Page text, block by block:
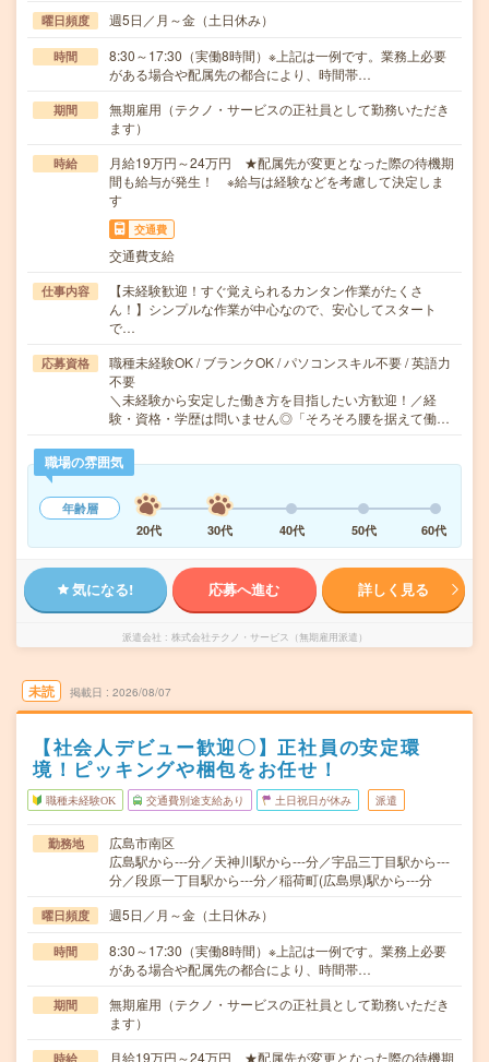
曜日頻度 週5日／月～金（土日休み）
時間
8:30～17:30（実働8時間）※上記は一例です。業務上必要
がある場合や配属先の都合により、時間帯…
期間
無期雇用（テクノ・サービスの正社員として勤務いただき
ます）
時給
月給19万円～24万円 ★配属先が変更となった際の待機期
間も給与が発生！ ※給与は経験などを考慮して決定しま
す
交通費
交通費支給
仕事内容
【未経験歓迎！すぐ覚えられるカンタン作業がたくさ
ん！】シンプルな作業が中心なので、安心してスタート
で…
応募資格
職種未経験OK / ブランクOK / パソコンスキル不要 / 英語力
不要
＼未経験から安定した働き方を目指したい方歓迎！／経
験・資格・学歴は問いません◎「そろそろ腰を据えて働…
職場の雰囲気
年齢層
20代
30代 40代 50代 60代
気になる! 応募へ進む 詳しく見る
派遣会社 株式会社テクノ・サービス（無期雇用派遣）
未読 掲載日 2026/08/07
【社会人デビュー歓迎〇】正社員の安定環
境！ピッキングや梱包をお任せ！
職種未経験OK 交通費別途支給あり 土日祝日が休み 派遣
勤務地
広島市南区
広島駅から---分／天神川駅から---分／宇品三丁目駅から---
分／段原一丁目駅から---分／稲荷町(広島県)駅から---分
曜日頻度 週5日／月～金（土日休み）
時間
8:30～17:30（実働8時間）※上記は一例です。業務上必要
がある場合や配属先の都合により、時間帯…
期間
無期雇用（テクノ・サービスの正社員として勤務いただき
ます）
時給
月給19万円～24万円 ★配属先が変更となった際の待機期